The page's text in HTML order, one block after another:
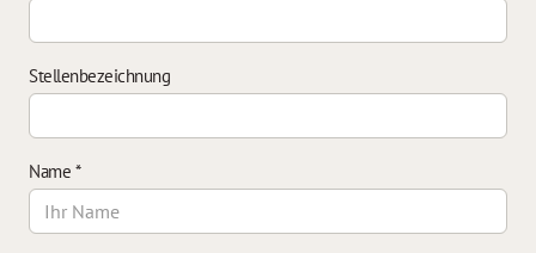
Stellenbezeichnung
Name *